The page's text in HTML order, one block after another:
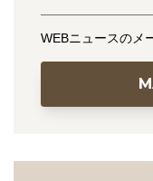
WEBニュースのメ